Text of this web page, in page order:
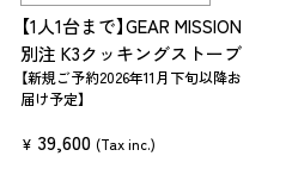
【1人1台まで】GEAR MISSION
別注 K3クッキングストーブ
【新規ご予約2026年11月下旬以降お
届け予定】
¥ 39,600 (Tax inc.)